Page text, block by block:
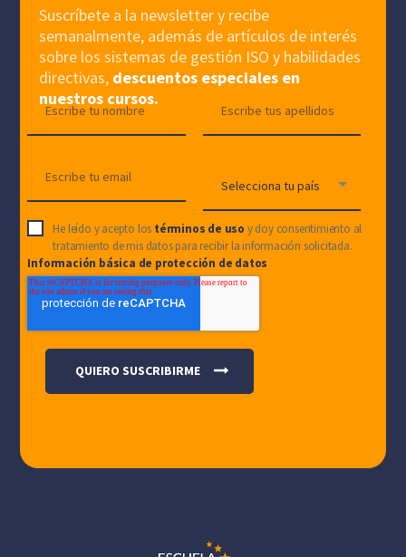
Suscríbete a la newsletter y recibe
semanalmente, además de artículos de interés
sobre los sistemas de gestión ISO y habilidades
directivas, descuentos especiales en
nuestros cursos.
He leído y acepto los términos de uso y doy consentimiento al
tratamiento de mis datos para recibir la información solicitada.
Información básica de protección de datos